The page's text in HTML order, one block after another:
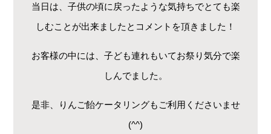
当日は、子供の頃に戻ったような気持ちでとても楽
しむことが出来ましたとコメントを頂きました！
お客様の中には、子ども連れもいてお祭り気分で楽
しんでました。
是非、りんご飴ケータリングもご利用くださいませ
(^^)